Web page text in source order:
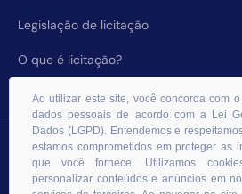
Legislação de licitação
O que é licitação?
© 2026 RHS Licitações. Todos os
Ao utilizar este site, você concorda com
dados pessoais de acordo com a Lei
Dados (LGPD). Entendemos e
estamos comprometidos em proteger as
que você fornece. Utilizamos
personalizar conteúdos e anúncios em